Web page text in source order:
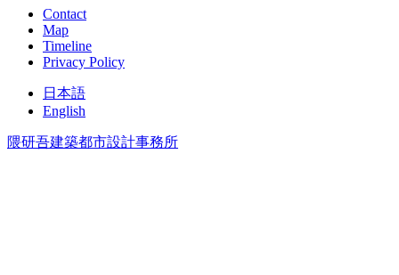
Contact
Map
Timeline
Privacy Policy
日本語
English
隈研吾建築都市設計事務所